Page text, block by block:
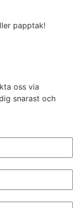
papptak!
oss via
snarast och